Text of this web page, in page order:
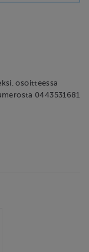
osoitteessa
0443531681